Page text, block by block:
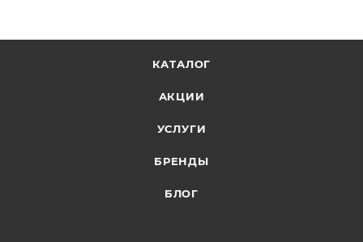
КАТАЛОГ
АКЦИИ
УСЛУГИ
БРЕНДЫ
БЛОГ